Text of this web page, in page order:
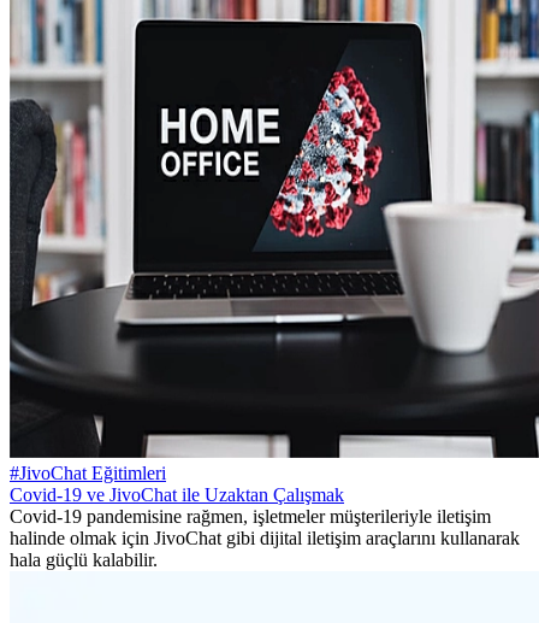
#JivoChat Eğitimleri
Covid-19 ve JivoChat ile Uzaktan Çalışmak
Covid-19 pandemisine rağmen, işletmeler müşterileriyle iletişim
halinde olmak için JivoChat gibi dijital iletişim araçlarını kullanarak
hala güçlü kalabilir.